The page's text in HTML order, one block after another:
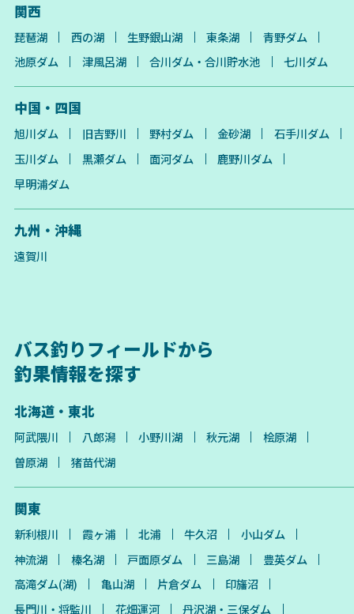
関西
琵琶湖 西の湖 生野銀山湖 東条湖
青野ダム
池原ダム
津風呂湖 合川ダム・合川貯水池 七川ダム
中国・四国
旭川ダム 旧吉野川 野村ダム 金砂湖
石手川ダム
玉川ダム
黒瀬ダム 面河ダム
鹿野川ダム
早明浦ダム
九州・沖縄
遠賀川
バス釣りフィールドから
釣果情報を探す
北海道・東北
阿武隈川 八郎潟 小野川湖 秋元湖
桧原湖
曽原湖
猪苗代湖
関東
新利根川 霞ヶ浦 北浦 牛久沼
小山ダム
神流湖
榛名湖 戸面原ダム 三島湖
豊英ダム
高滝ダム(湖)
亀山湖 片倉ダム
印旛沼
長門川・将監川
花畑運河 丹沢湖・三保ダム